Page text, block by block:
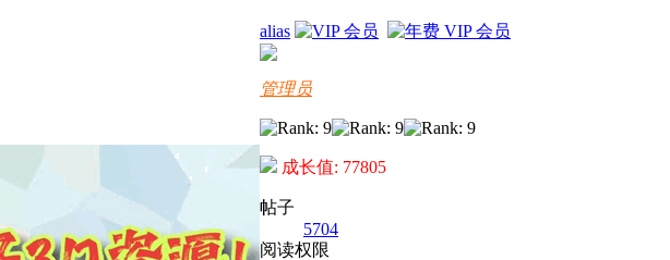
alias
管理员
成长值: 77805
帖子
5704
阅读权限